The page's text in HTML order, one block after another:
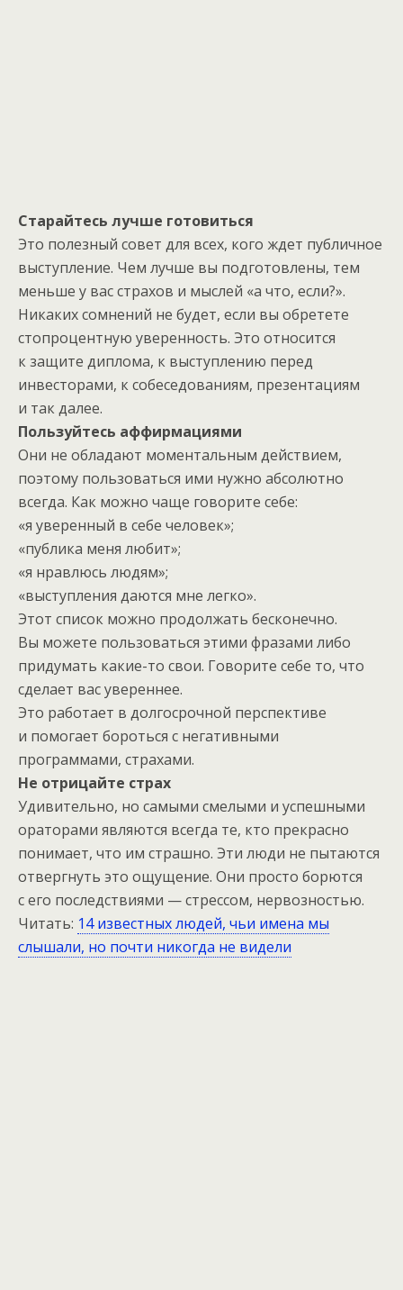
Старайтесь лучше готовиться
Это полезный совет для всех, кого ждет публичное
выступление. Чем лучше вы подготовлены, тем
меньше у вас страхов и мыслей «а что, если?».
Никаких сомнений не будет, если вы обретете
стопроцентную уверенность. Это относится
к защите диплома, к выступлению перед
инвесторами, к собеседованиям, презентациям
и так далее.
Пользуйтесь аффирмациями
Они не обладают моментальным действием,
поэтому пользоваться ими нужно абсолютно
всегда. Как можно чаще говорите себе:
«я уверенный в себе человек»;
«публика меня любит»;
«я нравлюсь людям»;
«выступления даются мне легко».
Этот список можно продолжать бесконечно.
Вы можете пользоваться этими фразами либо
придумать какие-то свои. Говорите себе то, что
сделает вас увереннее.
Это работает в долгосрочной перспективе
и помогает бороться с негативными
программами, страхами.
Не отрицайте страх
Удивительно, но самыми смелыми и успешными
ораторами являются всегда те, кто прекрасно
понимает, что им страшно. Эти люди не пытаются
отвергнуть это ощущение. Они просто борются
с его последствиями — стрессом, нервозностью.
Читать: 14 известных людей, чьи имена мы
слышали, но почти никогда не видели